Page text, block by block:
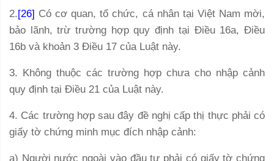
2.[26] Có cơ quan, tổ chức, cá nhân tại Việt Nam mời,
bảo lãnh, trừ trường hợp quy định tại Điều 16a, Điều
16b và khoản 3 Điều 17 của Luật này.
3. Không thuộc các trường hợp chưa cho nhập cảnh
quy định tại Điều 21 của Luật này.
4. Các trường hợp sau đây đề nghị cấp thị thực phải có
giấy tờ chứng minh mục đích nhập cảnh:
a) Người nước ngoài vào đầu tư phải có giấy tờ chứng